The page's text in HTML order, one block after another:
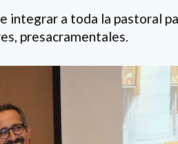
integrar a toda la pastoral
presacramentales.